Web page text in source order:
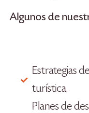
Algunos de
Estrategias
turística.
Planes de